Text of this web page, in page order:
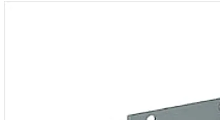
ermöglicht ein Aufschrauben oder Verschweißen des